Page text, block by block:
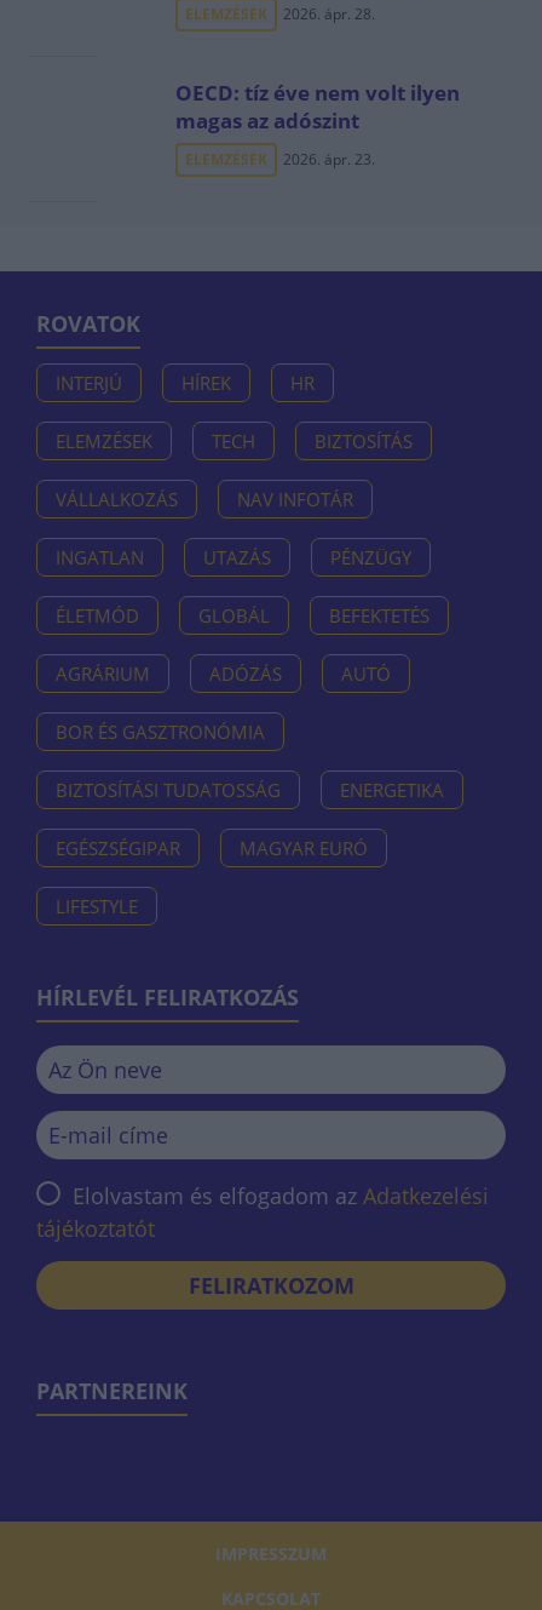
ELEMZÉSEK 2026. ápr. 28.
OECD: tíz éve nem volt ilyen
magas az adószint
ELEMZÉSEK 2026. ápr. 23.
ROVATOK
INTERJÚ HÍREK HR
ELEMZÉSEK TECH BIZTOSÍTÁS
VÁLLALKOZÁS NAV INFOTÁR
INGATLAN UTAZÁS PÉNZÜGY
ÉLETMÓD GLOBÁL BEFEKTETÉS
AGRÁRIUM ADÓZÁS AUTÓ
BOR ÉS GASZTRONÓMIA
BIZTOSÍTÁSI TUDATOSSÁG ENERGETIKA
EGÉSZSÉGIPAR MAGYAR EURÓ
LIFESTYLE
HÍRLEVÉL FELIRATKOZÁS
Elolvastam és elfogadom az Adatkezelési
tájékoztatót
FELIRATKOZOM
PARTNEREINK
IMPRESSZUM
KAPCSOLAT